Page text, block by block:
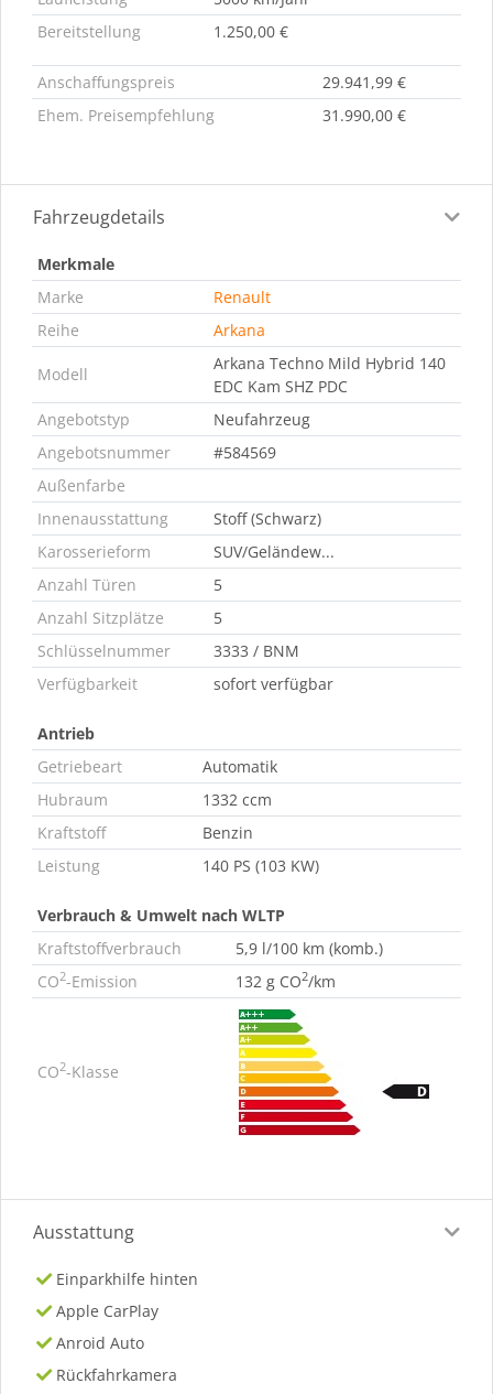
Bereitstellung
1.250,00 €
Anschaffungspreis
29.941,99 €
Ehem. Preisempfehlung
31.990,00 €
Fahrzeugdetails
Merkmale
Marke
Renault
Reihe
Arkana
Modell
Arkana Techno Mild Hybrid 140
EDC Kam SHZ PDC
Angebotstyp
Neufahrzeug
Angebotsnummer
#584569
Außenfarbe
Innenausstattung
Stoff (Schwarz)
Karosserieform
SUV/Geländew...
Anzahl Türen
5
Anzahl Sitzplätze
5
Schlüsselnummer
3333 / BNM
Verfügbarkeit
sofort verfügbar
Antrieb
Getriebeart
Automatik
Hubraum
1332 ccm
Kraftstoff
Benzin
Leistung
140 PS (103 KW)
Verbrauch & Umwelt nach WLTP
Kraftstoffverbrauch
5,9 l/100 km (komb.)
CO2-Emission 132 g CO2/km
CO2-Klasse
Ausstattung
Einparkhilfe hinten
Apple CarPlay
Anroid Auto
Rückfahrkamera